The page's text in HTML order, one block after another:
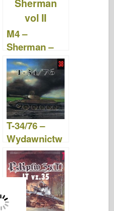
M4 –
Sherman –
Wydawnictw
o Militaria 099
T-34/76 –
Wydawnictw
o Militaria 038